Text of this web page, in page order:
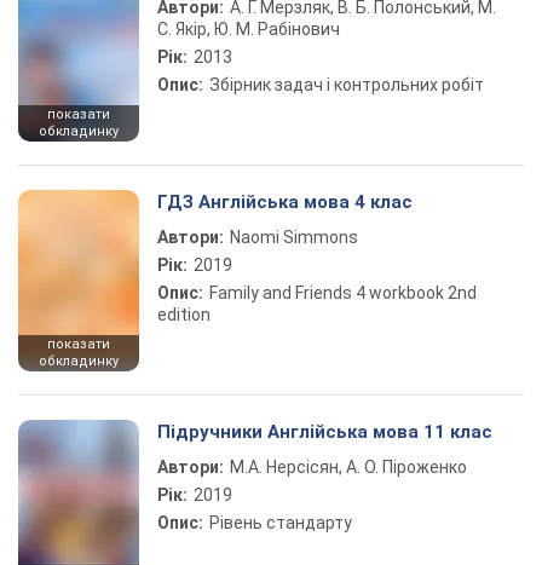
показати
обкладинку
Автори: А. Г. Мерзляк, В. Б. Полонський, М.
С. Якір, Ю. М. Рабінович
Рік: 2013
Опис: Збірник задач і контрольних робіт
показати
обкладинку
ГДЗ Англійська мова 4 клас
Автори: Naomi Simmons
Рік: 2019
Опис: Family and Friends 4 workbook 2nd
edition
Підручники Англійська мова 11 клас
Автори: М.А. Нерсісян, А. О. Піроженко
Рік: 2019
Опис: Рівень стандарту